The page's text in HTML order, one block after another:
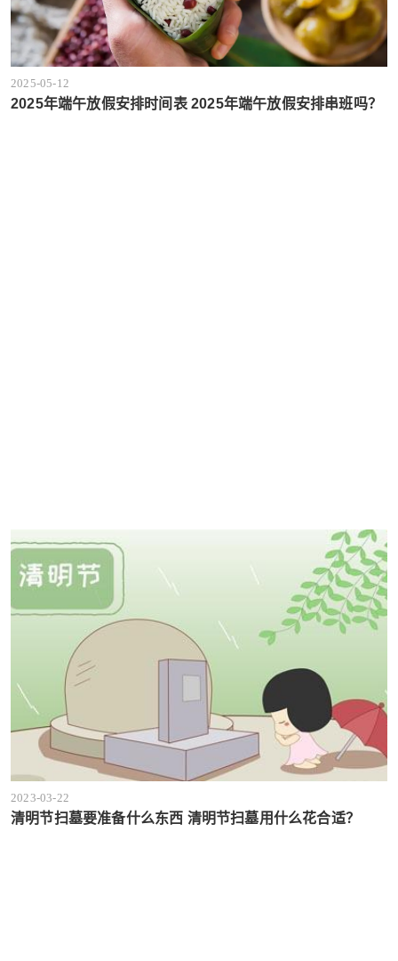
2025-05-12
2025年端午放假安排时间表 2025年端午放假安排串班吗？
2023-03-22
清明节扫墓要准备什么东西 清明节扫墓用什么花合适？